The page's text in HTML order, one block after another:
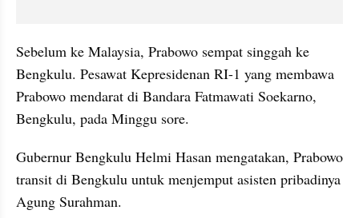
Sebelum ke Malaysia, Prabowo sempat singgah ke
Bengkulu. Pesawat Kepresidenan RI-1 yang membawa
Prabowo mendarat di Bandara Fatmawati Soekarno,
Bengkulu, pada Minggu sore.
Gubernur Bengkulu Helmi Hasan mengatakan, Prabowo
transit di Bengkulu untuk menjemput asisten pribadinya
Agung Surahman.